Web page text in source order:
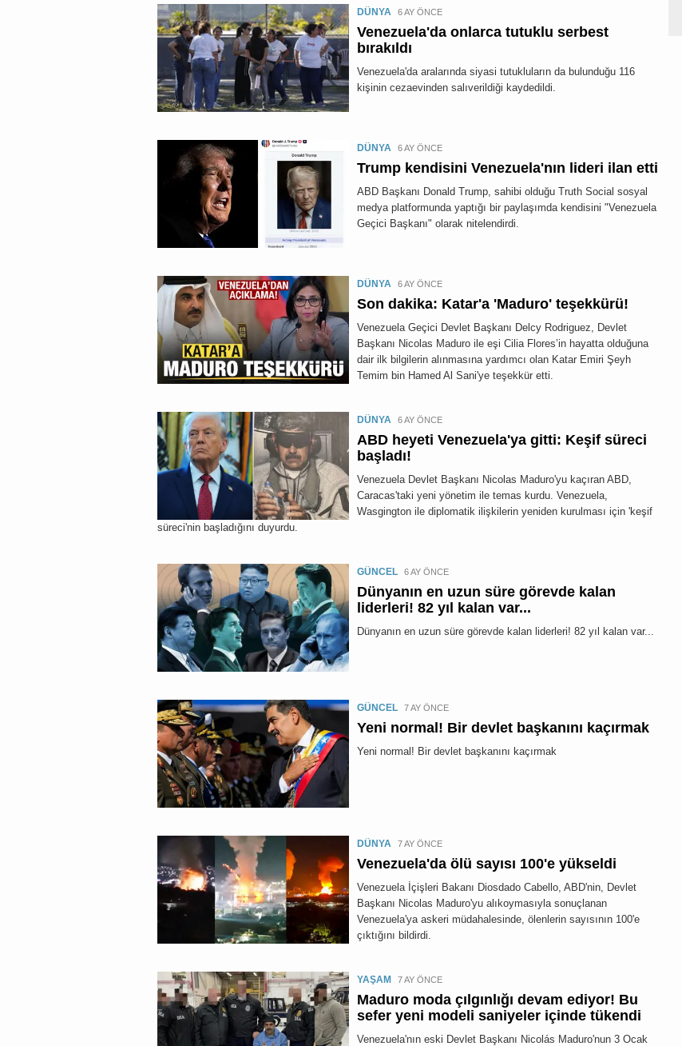
DÜNYA 6 AY ÖNCE
Venezuela'da onlarca tutuklu serbest
bırakıldı
Venezuela'da aralarında siyasi tutukluların da bulunduğu 116
kişinin cezaevinden salıverildiği kaydedildi.
DÜNYA 6 AY ÖNCE
Trump kendisini Venezuela'nın lideri ilan etti
ABD Başkanı Donald Trump, sahibi olduğu Truth Social sosyal
medya platformunda yaptığı bir paylaşımda kendisini "Venezuela
Geçici Başkanı" olarak nitelendirdi.
DÜNYA 6 AY ÖNCE
Son dakika: Katar'a 'Maduro' teşekkürü!
Venezuela Geçici Devlet Başkanı Delcy Rodriguez, Devlet
Başkanı Nicolas Maduro ile eşi Cilia Flores’in hayatta olduğuna
dair ilk bilgilerin alınmasına yardımcı olan Katar Emiri Şeyh
Temim bin Hamed Al Sani'ye teşekkür etti.
DÜNYA 6 AY ÖNCE
ABD heyeti Venezuela'ya gitti: Keşif süreci
başladı!
Venezuela Devlet Başkanı Nicolas Maduro'yu kaçıran ABD,
Caracas'taki yeni yönetim ile temas kurdu. Venezuela,
Wasgington ile diplomatik ilişkilerin yeniden kurulması için 'keşif
süreci'nin başladığını duyurdu.
GÜNCEL 6 AY ÖNCE
Dünyanın en uzun süre görevde kalan
liderleri! 82 yıl kalan var...
Dünyanın en uzun süre görevde kalan liderleri! 82 yıl kalan var...
GÜNCEL 7 AY ÖNCE
Yeni normal! Bir devlet başkanını kaçırmak
Yeni normal! Bir devlet başkanını kaçırmak
DÜNYA 7 AY ÖNCE
Venezuela'da ölü sayısı 100'e yükseldi
Venezuela İçişleri Bakanı Diosdado Cabello, ABD'nin, Devlet
Başkanı Nicolas Maduro'yu alıkoymasıyla sonuçlanan
Venezuela'ya askeri müdahalesinde, ölenlerin sayısının 100'e
çıktığını bildirdi.
YAŞAM 7 AY ÖNCE
Maduro moda çılgınlığı devam ediyor! Bu
sefer yeni modeli saniyeler içinde tükendi
Venezuela'nın eski Devlet Başkanı Nicolás Maduro'nun 3 Ocak